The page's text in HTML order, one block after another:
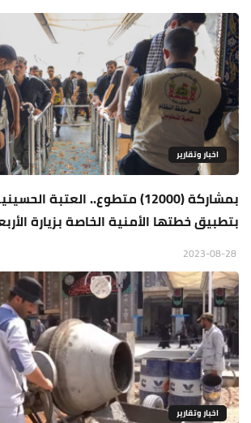
اخبار وتقارير
بمشاركة (12000) متطوع.. العتبة
بتطبيق خطتها الأمنية الخاصة بزيارة
اخبار وتقارير